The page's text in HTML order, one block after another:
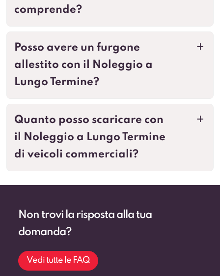
comprende?
a
Posso avere un furgone
allestito con il Noleggio a
Lungo Termine?
a
Quanto posso scaricare con
il Noleggio a Lungo Termine
di veicoli commerciali?
Non trovi la risposta alla tua
domanda?
Vedi tutte le FAQ